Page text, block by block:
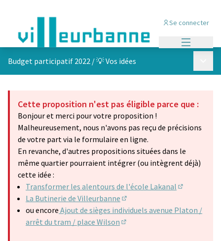
Se connecter
Budget participatif 2022 /💡 Vos idées
Cette proposition n'est pas éligible parce que :
Bonjour et merci pour votre proposition !
Malheureusement, nous n'avons pas reçu de précisions
de votre part via le formulaire en ligne.
En revanche, d'autres propositions situées dans le
même quartier pourraient intégrer (ou intègrent déjà)
cette idée :
Transformer les alentours de l'école Lakanal
La Butinerie de Villeurbanne
(S'ouvre dans un nouvel
ou encore Ajout de sièges individuels avenue Platon /
arrêt du tram / place Wilson